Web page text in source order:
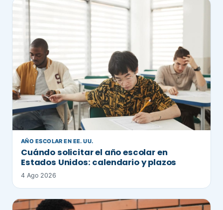
AÑO ESCOLAR EN EE. UU.
Cuándo solicitar el año escolar en
Estados Unidos: calendario y plazos
4 Ago 2026